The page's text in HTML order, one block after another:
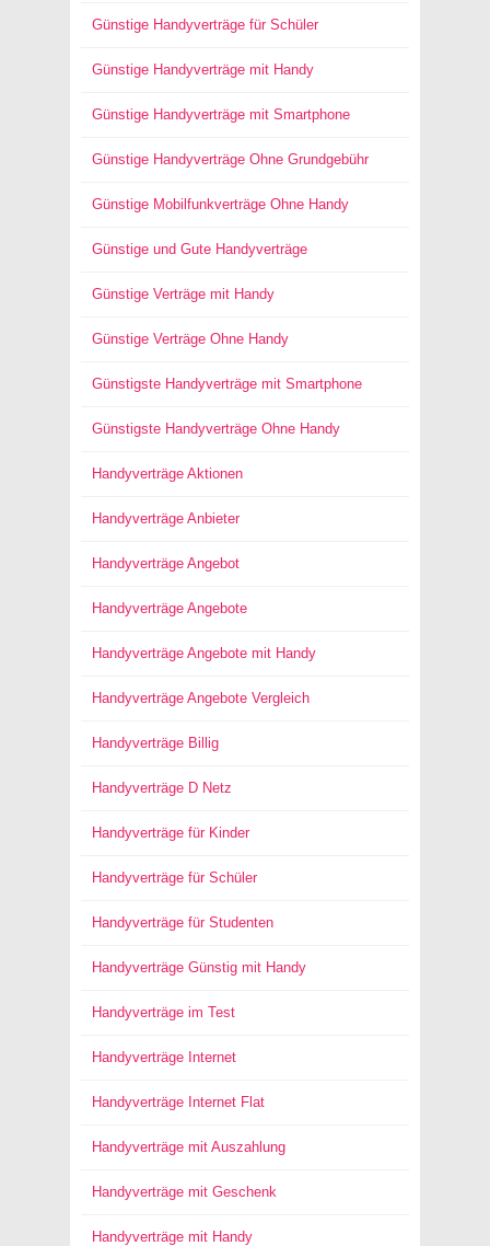
Günstige Handyverträge für Schüler
Günstige Handyverträge mit Handy
Günstige Handyverträge mit Smartphone
Günstige Handyverträge Ohne Grundgebühr
Günstige Mobilfunkverträge Ohne Handy
Günstige und Gute Handyverträge
Günstige Verträge mit Handy
Günstige Verträge Ohne Handy
Günstigste Handyverträge mit Smartphone
Günstigste Handyverträge Ohne Handy
Handyverträge Aktionen
Handyverträge Anbieter
Handyverträge Angebot
Handyverträge Angebote
Handyverträge Angebote mit Handy
Handyverträge Angebote Vergleich
Handyverträge Billig
Handyverträge D Netz
Handyverträge für Kinder
Handyverträge für Schüler
Handyverträge für Studenten
Handyverträge Günstig mit Handy
Handyverträge im Test
Handyverträge Internet
Handyverträge Internet Flat
Handyverträge mit Auszahlung
Handyverträge mit Geschenk
Handyverträge mit Handy